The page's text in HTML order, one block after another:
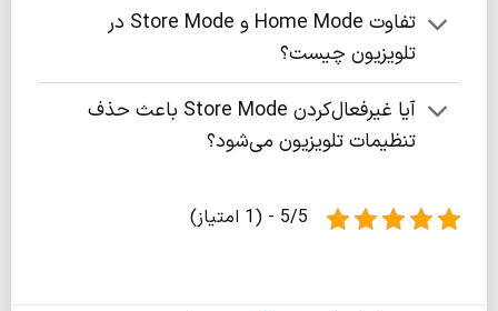
تفاوت Home Mode و Store Mode در
تلویزیون چیست؟
آیا غیرفعال‌کردن Store Mode باعث حذف
تنظیمات تلویزیون می‌شود؟
5/5 - (1 امتیاز)